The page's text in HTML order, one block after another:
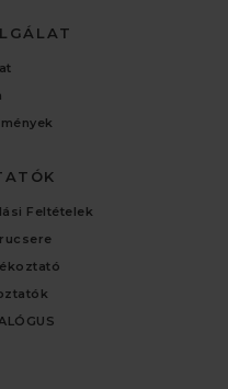
Feltételek